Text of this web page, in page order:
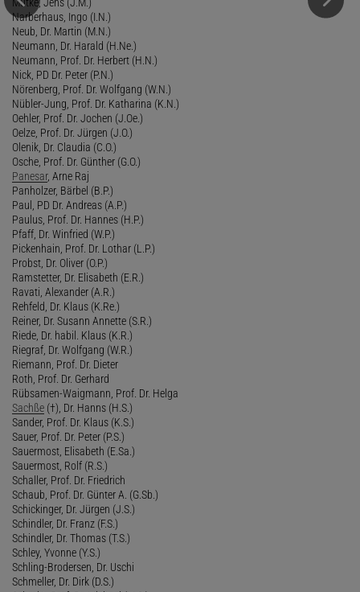
Narberhaus, Ingo (I.N.)
Neub, Dr. Martin (M.N.)
Neumann, Dr. Harald (H.Ne.)
Neumann, Prof. Dr. Herbert (H.N.)
Nick, PD Dr. Peter (P.N.)
Nörenberg, Prof. Dr. Wolfgang (W.N.)
Nübler-Jung, Prof. Dr. Katharina (K.N.)
Oehler, Prof. Dr. Jochen (J.Oe.)
Oelze, Prof. Dr. Jürgen (J.O.)
Olenik, Dr. Claudia (C.O.)
Osche, Prof. Dr. Günther (G.O.)
Panesar, Arne Raj
Panholzer, Bärbel (B.P.)
Paul, PD Dr. Andreas (A.P.)
Paulus, Prof. Dr. Hannes (H.P.)
Pfaff, Dr. Winfried (W.P.)
Pickenhain, Prof. Dr. Lothar (L.P.)
Probst, Dr. Oliver (O.P.)
Ramstetter, Dr. Elisabeth (E.R.)
Ravati, Alexander (A.R.)
Rehfeld, Dr. Klaus (K.Re.)
Reiner, Dr. Susann Annette (S.R.)
Riede, Dr. habil. Klaus (K.R.)
Riegraf, Dr. Wolfgang (W.R.)
Riemann, Prof. Dr. Dieter
Roth, Prof. Dr. Gerhard
Rübsamen-Waigmann, Prof. Dr. Helga
Sachße (†), Dr. Hanns (H.S.)
Sander, Prof. Dr. Klaus (K.S.)
Sauer, Prof. Dr. Peter (P.S.)
Sauermost, Elisabeth (E.Sa.)
Sauermost, Rolf (R.S.)
Schaller, Prof. Dr. Friedrich
Schaub, Prof. Dr. Günter A. (G.Sb.)
Schickinger, Dr. Jürgen (J.S.)
Schindler, Dr. Franz (F.S.)
Schindler, Dr. Thomas (T.S.)
Schley, Yvonne (Y.S.)
Schling-Brodersen, Dr. Uschi
Schmeller, Dr. Dirk (D.S.)